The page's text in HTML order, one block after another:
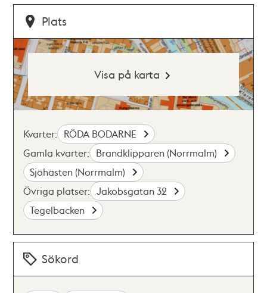
Plats
Visa på karta
Kvarter: RÖDA BODARNE
Gamla kvarter: Brandklipparen (Norrmalm)
Sjöhästen (Norrmalm)
Övriga platser: Jakobsgatan 32
Tegelbacken
Sökord